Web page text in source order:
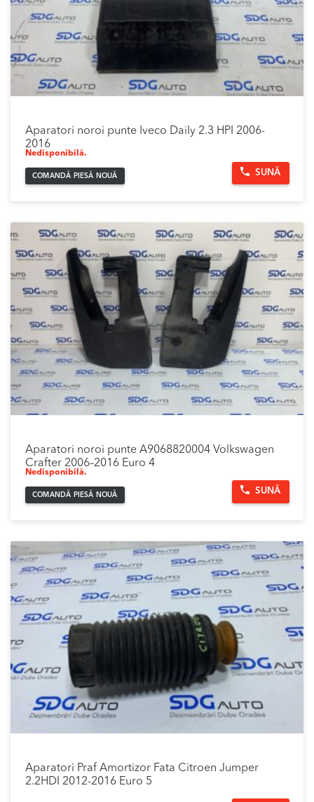
Aparatori noroi punte Iveco Daily 2.3 HPI 2006-
2016
Nedisponibilă.
COMANDĂ PIESĂ NOUĂ SUNĂ
Aparatori noroi punte A9068820004 Volkswagen
Crafter 2006–2016 Euro 4
Nedisponibilă.
COMANDĂ PIESĂ NOUĂ SUNĂ
Aparatori Praf Amortizor Fata Citroen Jumper
2.2HDI 2012-2016 Euro 5